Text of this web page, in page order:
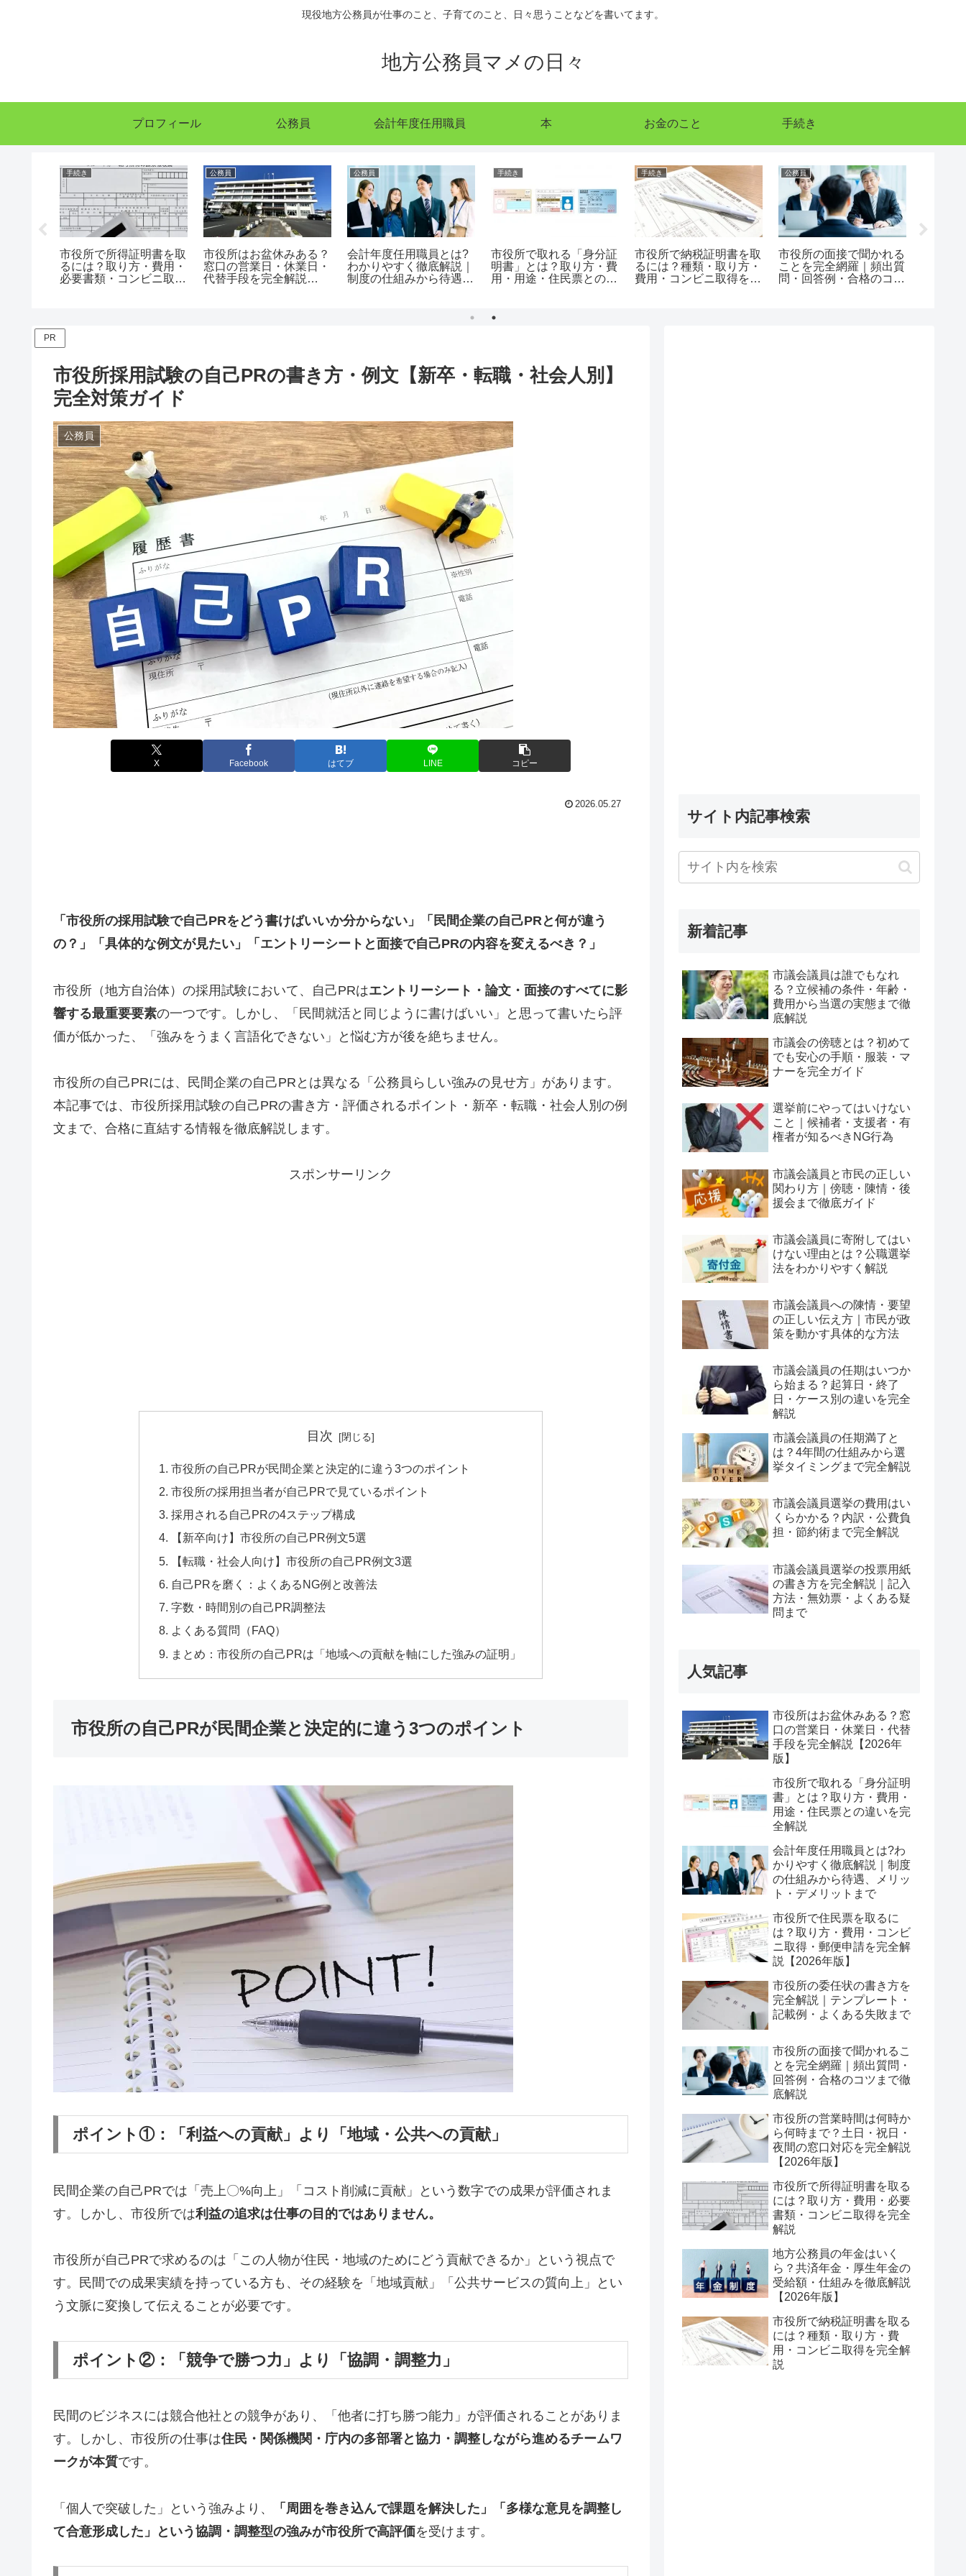
現役地方公務員が仕事のこと、子育てのこと、日々思うことなどを書いてます。
地方公務員マメの日々
プロフィール 公務員 会計年度任用職員 本 お金のこと 手続き
手続き
市役所で所得証明書を取
るには？取り方・費用・
必要書類・コンビニ取得
公務員
市役所はお盆休みある？
窓口の営業日・休業日・
代替手段を完全解説
公務員
会計年度任用職員とは?
わかりやすく徹底解説｜
制度の仕組みから待遇、
手続き
市役所で取れる「身分証
明書」とは？取り方・費
用・用途・住民票との違
手続き
市役所で納税証明書を取
るには？種類・取り方・
費用・コンビニ取得を完
公務員
市役所の面接で聞かれる
ことを完全網羅｜頻出質
問・回答例・合格のコツ
PR
市役所採用試験の自己PRの書き方・例文【新卒・転職・社会人別】
完全対策ガイド
公務員
X Facebook はてブ LINE コピー
2026.05.27
「市役所の採用試験で自己PRをどう書けばいいか分からない」「民間企業の自己PRと何が違う
の？」「具体的な例文が見たい」「エントリーシートと面接で自己PRの内容を変えるべき？」
市役所（地方自治体）の採用試験において、自己PRはエントリーシート・論文・面接のすべてに影
響する最重要要素の一つです。しかし、「民間就活と同じように書けばいい」と思って書いたら評
価が低かった、「強みをうまく言語化できない」と悩む方が後を絶ちません。
市役所の自己PRには、民間企業の自己PRとは異なる「公務員らしい強みの見せ方」があります。
本記事では、市役所採用試験の自己PRの書き方・評価されるポイント・新卒・転職・社会人別の例
文まで、合格に直結する情報を徹底解説します。
スポンサーリンク
目次
市役所の自己PRが民間企業と決定的に違う3つのポイント
市役所の採用担当者が自己PRで見ているポイント
採用される自己PRの4ステップ構成
【新卒向け】市役所の自己PR例文5選
【転職・社会人向け】市役所の自己PR例文3選
自己PRを磨く：よくあるNG例と改善法
字数・時間別の自己PR調整法
よくある質問（FAQ）
まとめ：市役所の自己PRは「地域への貢献を軸にした強みの証明」
市役所の自己PRが民間企業と決定的に違う3つのポイント
ポイント①：「利益への貢献」より「地域・公共への貢献」
民間企業の自己PRでは「売上〇%向上」「コスト削減に貢献」という数字での成果が評価されま
す。しかし、市役所では利益の追求は仕事の目的ではありません。
市役所が自己PRで求めるのは「この人物が住民・地域のためにどう貢献できるか」という視点で
す。民間での成果実績を持っている方も、その経験を「地域貢献」「公共サービスの質向上」とい
う文脈に変換して伝えることが必要です。
ポイント②：「競争で勝つ力」より「協調・調整力」
民間のビジネスには競合他社との競争があり、「他者に打ち勝つ能力」が評価されることがありま
す。しかし、市役所の仕事は住民・関係機関・庁内の多部署と協力・調整しながら進めるチームワ
ークが本質です。
「個人で突破した」という強みより、
「周囲を巻き込んで課題を解決した」「多様な意見を調整し
て合意形成した」という協調・調整型の強みが市役所で高評価を受けます。
サイト内記事検索
新着記事
市議会議員は誰でもなれ
る？立候補の条件・年齢・
費用から当選の実態まで徹
底解説
市議会の傍聴とは？初めて
でも安心の手順・服装・マ
ナーを完全ガイド
選挙前にやってはいけない
こと｜候補者・支援者・有
権者が知るべきNG行為
市議会議員と市民の正しい
関わり方｜傍聴・陳情・後
援会まで徹底ガイド
市議会議員に寄附してはい
けない理由とは？公職選挙
法をわかりやすく解説
市議会議員への陳情・要望
の正しい伝え方｜市民が政
策を動かす具体的な方法
市議会議員の任期はいつか
ら始まる？起算日・終了
日・ケース別の違いを完全
解説
市議会議員の任期満了と
は？4年間の仕組みから選
挙タイミングまで完全解説
市議会議員選挙の費用はい
くらかかる？内訳・公費負
担・節約術まで完全解説
市議会議員選挙の投票用紙
の書き方を完全解説｜記入
方法・無効票・よくある疑
問まで
人気記事
市役所はお盆休みある？窓
口の営業日・休業日・代替
手段を完全解説【2026年
版】
市役所で取れる「身分証明
書」とは？取り方・費用・
用途・住民票との違いを完
全解説
会計年度任用職員とは?わ
かりやすく徹底解説｜制度
の仕組みから待遇、メリッ
ト・デメリットまで
市役所で住民票を取るに
は？取り方・費用・コンビ
ニ取得・郵便申請を完全解
説【2026年版】
市役所の委任状の書き方を
完全解説｜テンプレート・
記載例・よくある失敗まで
市役所の面接で聞かれるこ
とを完全網羅｜頻出質問・
回答例・合格のコツまで徹
底解説
市役所の営業時間は何時か
ら何時まで？土日・祝日・
夜間の窓口対応を完全解説
【2026年版】
市役所で所得証明書を取る
には？取り方・費用・必要
書類・コンビニ取得を完全
解説
地方公務員の年金はいく
ら？共済年金・厚生年金の
受給額・仕組みを徹底解説
【2026年版】
市役所で納税証明書を取る
には？種類・取り方・費
用・コンビニ取得を完全解
説